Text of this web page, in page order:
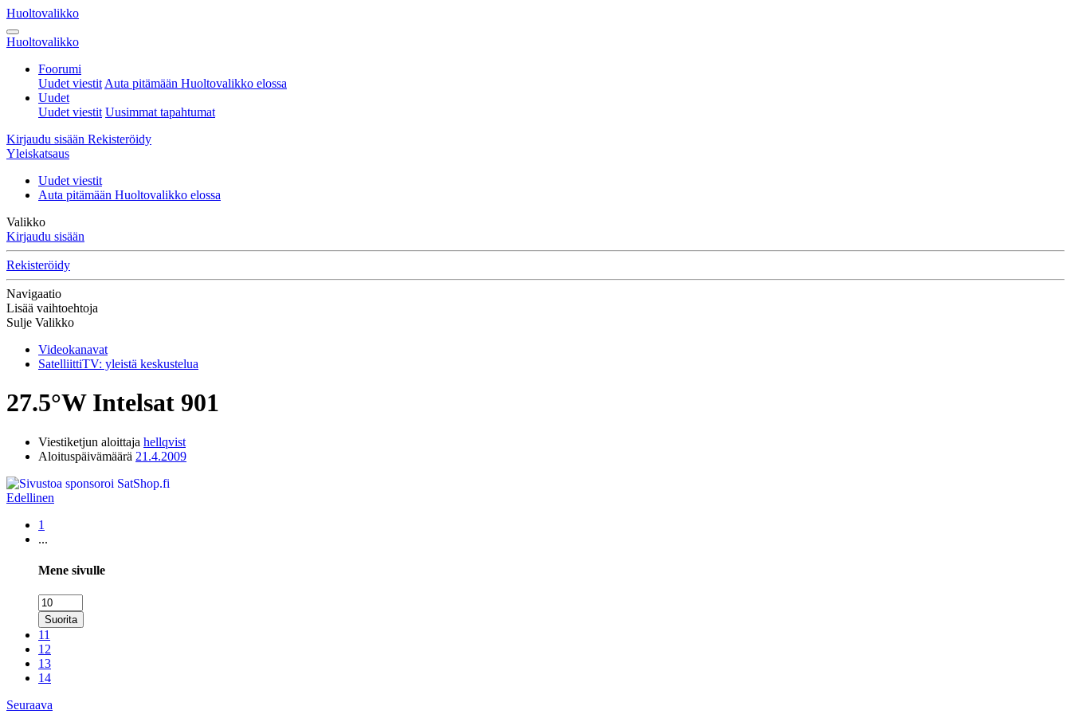
Huoltovalikko
Huoltovalikko
Foorumi
Uudet viestit Auta pitämään Huoltovalikko elossa
Uudet
Uudet viestit Uusimmat tapahtumat
Kirjaudu sisään Rekisteröidy
Yleiskatsaus
Uudet viestit
Auta pitämään Huoltovalikko elossa
Valikko
Kirjaudu sisään
Rekisteröidy
Navigaatio
Lisää vaihtoehtoja
Sulje Valikko
Videokanavat
SatelliittiTV: yleistä keskustelua
27.5°W Intelsat 901
Viestiketjun aloittaja hellqvist
Aloituspäivämäärä 21.4.2009
Edellinen
1
...
Mene sivulle
Suorita
11
12
13
14
Seuraava